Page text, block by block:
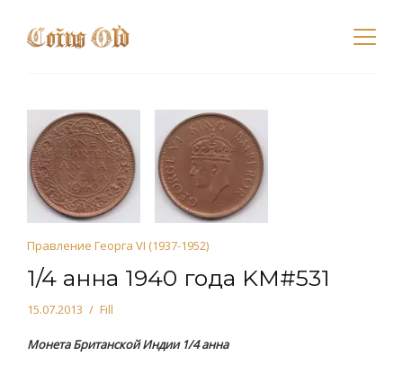
Правление Георга VI (1937-1952)
1/4 анна 1940 года KM#531
15.07.2013 Fill
Монета Британской Индии 1/4 анна